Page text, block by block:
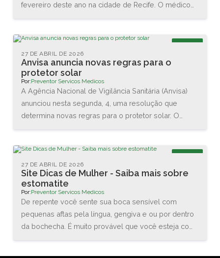
fevereiro deste ano na cidade de Recife. O médico
Maurício, da DCA Ergonomia, e juntos conheceram as
novas tecnologias disponíveis na área. Também
assistiram diversas palestras sobre as interações
entre o homem e o trabalho.
Anvisa anuncia novas regras para o
protetor solar
27 DE ABRIL DE 2026
Por:Preventor Servicos Medicos
A Agência Nacional de Vigilância Sanitária (Anvisa)
anunciou nesta segunda, 4, uma resolução que
determina novas regras para o protetor solar. O
mínimo do Fator de Proteção Solar (FPS), que vai
aumentar de 2 para 6, e na proteção contra os raios
UVA, que agora terá que ser de no mínimo 1/3 do
valor do FPS declarado.
Site Dicas de Mulher - Saiba mais sobre
estomatite
27 DE ABRIL DE 2026
Por:Preventor Servicos Medicos
De repente você sente sua boca sensível com
pequenas aftas pela língua, gengiva e ou por dentro
da bochecha. É muito provável que você esteja com